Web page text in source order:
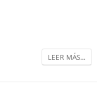
LEER MÁS…